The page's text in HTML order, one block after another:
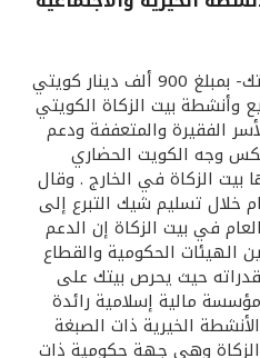
تبرع بيت التمويل الكويتي- بيتك- بمبلغ 900 ألف دينار كويتي
وأنشطة بيت الزكاة الكويتي
الفقيرة والمتعففة ودعم
وجه الكويت الحضاري
بيت الزكاة في الخارج . وقال
خلال تسليم شيك التبرع إلى
العام في بيت الزكاة إن الدعم
الهيئات الحكومية والقطاع
حيث يحرص بيتك على
مؤسسة مالية إسلامية رائدة
الخيرية ذات الصبغة
الزكاة وهى جهة حكومية ذات